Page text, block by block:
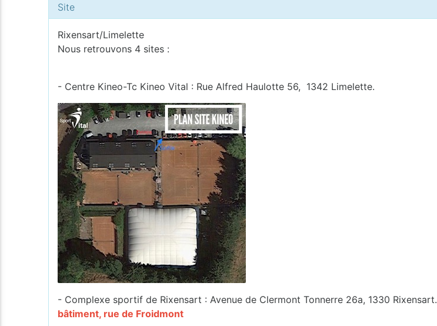
Site
Rixensart/Limelette
Nous retrouvons 4 sites :
- Centre Kineo-Tc Kineo Vital : Rue Alfred Haulotte 56, 1342 Limelette.
- Complexe sportif de Rixensart : Avenue de Clermont Tonnerre 26a, 1330 Rixensart.
bâtiment, rue de Froidmont